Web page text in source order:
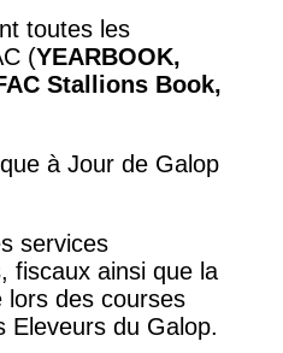
toutes les
(YEARBOOK,
Stallions Book,
à Jour de Galop
services
fiscaux ainsi que la
lors des courses
Eleveurs du Galop.